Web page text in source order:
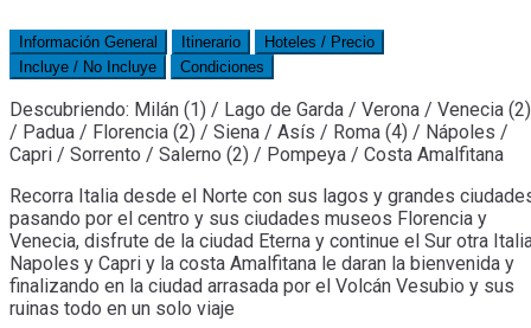
Información General Itinerario
Hoteles / Precio
Incluye / No Incluye
Condiciones
Descubriendo: Milán (1) / Lago de Garda / Verona / Venecia (2)
/ Padua / Florencia (2) / Siena / Asís / Roma (4) / Nápoles /
Capri / Sorrento / Salerno (2) / Pompeya / Costa Amalfitana
Recorra Italia desde el Norte con sus lagos y grandes
pasando por el centro y sus ciudades museos Florencia y
Venecia, disfrute de la ciudad Eterna y continue el Sur otra
Napoles y Capri y la costa Amalfitana le daran la bienvenida y
finalizando en la ciudad arrasada por el Volcán Vesubio y sus
ruinas todo en un solo viaje